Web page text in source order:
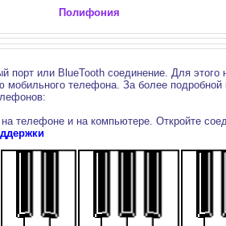
Полифония
или BlueTooth соединение. Для
телефона. За более
телефоне и на компьютере. Откройте